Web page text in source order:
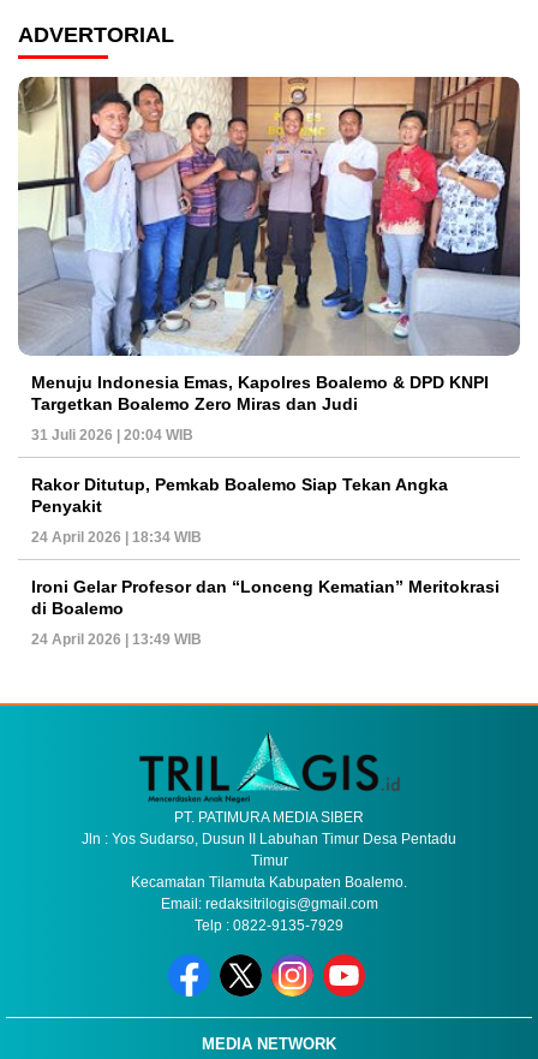
ADVERTORIAL
Menuju Indonesia Emas, Kapolres Boalemo & DPD KNPI
Targetkan Boalemo Zero Miras dan Judi
31 Juli 2026 | 20:04 WIB
Rakor Ditutup, Pemkab Boalemo Siap Tekan Angka
Penyakit
24 April 2026 | 18:34 WIB
Ironi Gelar Profesor dan “Lonceng Kematian” Meritokrasi
di Boalemo
24 April 2026 | 13:49 WIB
PT. PATIMURA MEDIA SIBER
Jln : Yos Sudarso, Dusun II Labuhan Timur Desa Pentadu
Timur
Kecamatan Tilamuta Kabupaten Boalemo.
Email: redaksitrilogis@gmail.com
Telp : 0822-9135-7929
MEDIA NETWORK